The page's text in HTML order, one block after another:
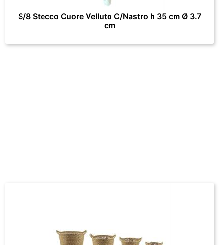
S/8 Stecco Cuore Velluto C/Nastro h 35 cm Ø 3.7
cm